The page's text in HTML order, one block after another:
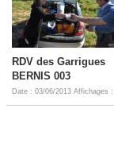
RDV des Garrigues
BERNIS 003
Date : 03/06/2013 Affichages :